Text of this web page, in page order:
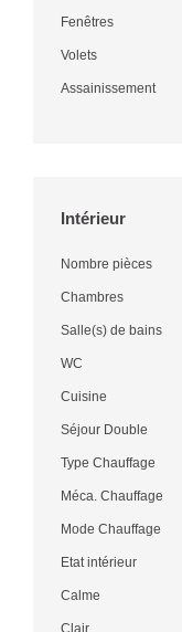
Fenêtres
Volets
Assainissement
Intérieur
Nombre pièces
Chambres
Salle(s) de bains
WC
Cuisine
Séjour Double
Type Chauffage
Méca. Chauffage
Mode Chauffage
Etat intérieur
Calme
Clair